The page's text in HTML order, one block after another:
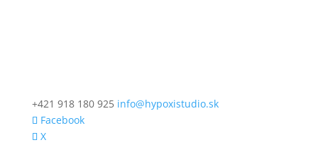
+421 918 180 925 info@hypoxistudio.sk
Facebook
X